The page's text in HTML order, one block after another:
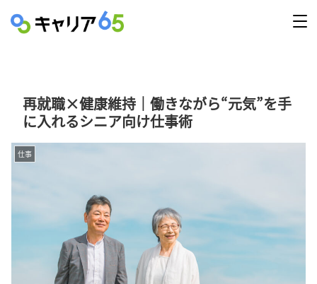
再就職×健康維持｜働きながら“元気”を手
に入れるシニア向け仕事術
仕事